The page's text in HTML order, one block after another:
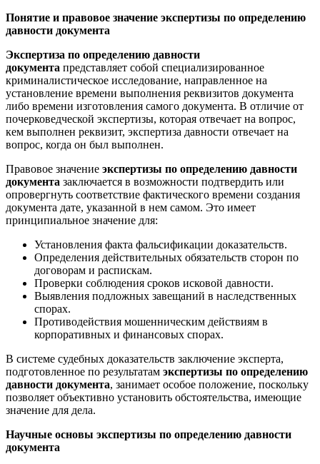
Понятие и правовое значение экспертизы по определению
давности документа
Экспертиза по определению давности
документа представляет собой специализированное
криминалистическое исследование, направленное на
установление времени выполнения реквизитов документа
либо времени изготовления самого документа. В отличие от
почерковедческой экспертизы, которая отвечает на вопрос,
кем выполнен реквизит, экспертиза давности отвечает на
вопрос, когда он был выполнен.
Правовое значение экспертизы по определению давности
документа заключается в возможности подтвердить или
опровергнуть соответствие фактического времени создания
документа дате, указанной в нем самом. Это имеет
принципиальное значение для:
Установления факта фальсификации доказательств.
Определения действительных обязательств сторон по
договорам и распискам.
Проверки соблюдения сроков исковой давности.
Выявления подложных завещаний в наследственных
спорах.
Противодействия мошенническим действиям в
корпоративных и финансовых спорах.
В системе судебных доказательств заключение эксперта,
подготовленное по результатам экспертизы по определению
давности документа, занимает особое положение, поскольку
позволяет объективно установить обстоятельства, имеющие
значение для дела.
Научные основы экспертизы по определению давности
документа